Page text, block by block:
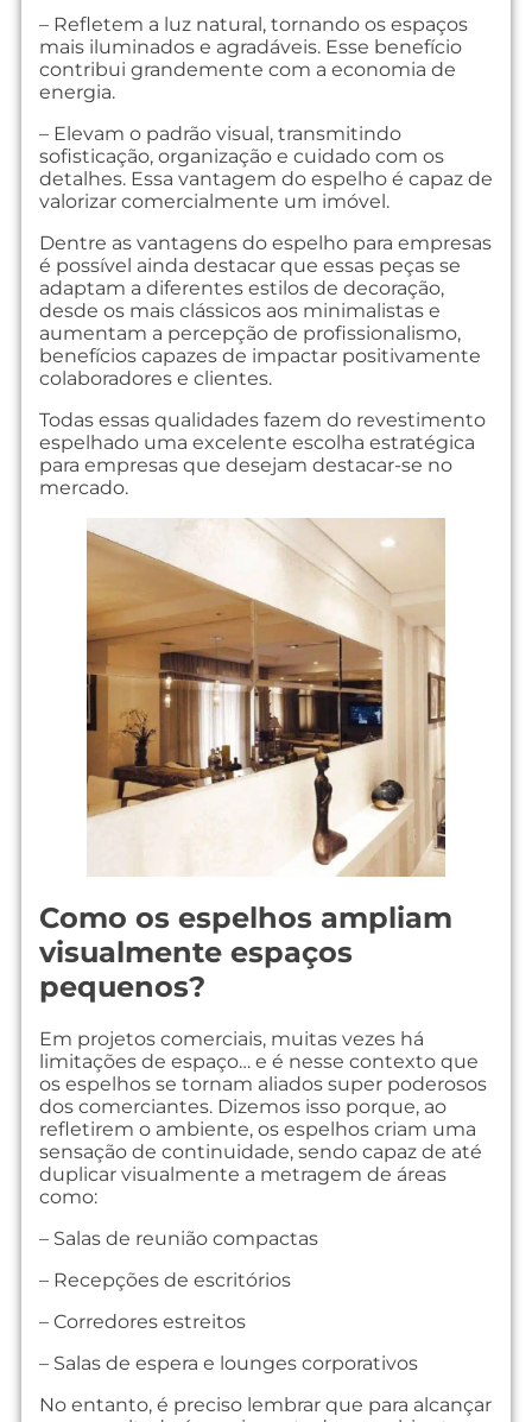
– Refletem a luz natural, tornando os espaços
mais iluminados e agradáveis. Esse benefício
contribui grandemente com a economia de
energia.
– Elevam o padrão visual, transmitindo
sofisticação, organização e cuidado com os
detalhes. Essa vantagem do espelho é capaz de
valorizar comercialmente um imóvel.
Dentre as vantagens do espelho para empresas
é possível ainda destacar que essas peças se
adaptam a diferentes estilos de decoração,
desde os mais clássicos aos minimalistas e
aumentam a percepção de profissionalismo,
benefícios capazes de impactar positivamente
colaboradores e clientes.
Todas essas qualidades fazem do revestimento
espelhado uma excelente escolha estratégica
para empresas que desejam destacar-se no
mercado.
Como os espelhos ampliam
visualmente espaços
pequenos?
Em projetos comerciais, muitas vezes há
limitações de espaço… e é nesse contexto que
os espelhos se tornam aliados super poderosos
dos comerciantes. Dizemos isso porque, ao
refletirem o ambiente, os espelhos criam uma
sensação de continuidade, sendo capaz de até
duplicar visualmente a metragem de áreas
como:
– Salas de reunião compactas
– Recepções de escritórios
– Corredores estreitos
– Salas de espera e lounges corporativos
No entanto, é preciso lembrar que para alcançar